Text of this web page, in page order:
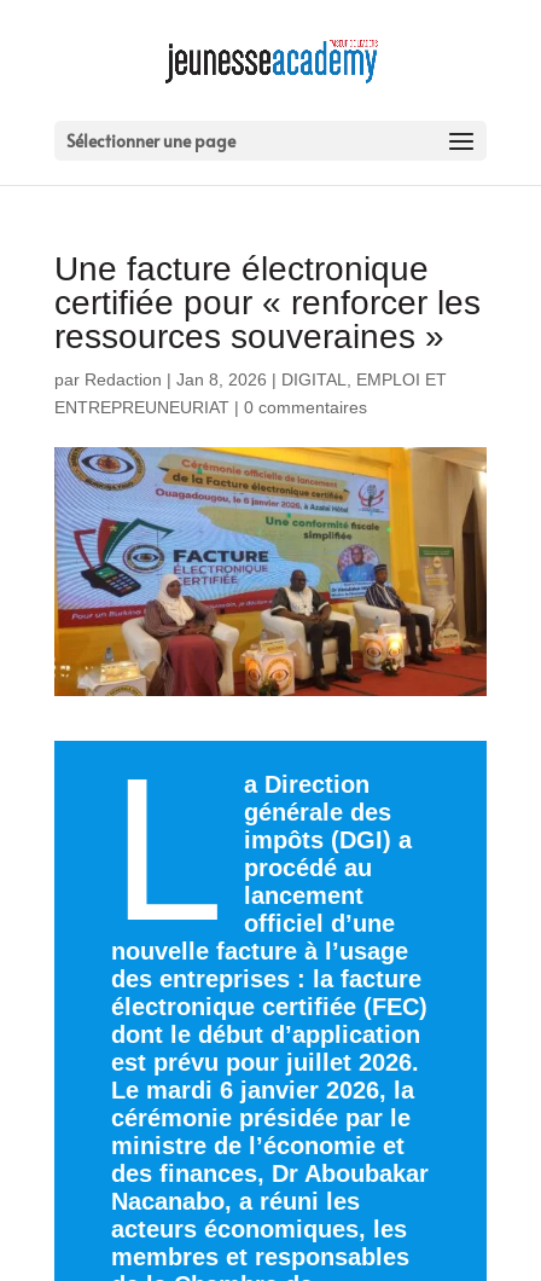
Sélectionner une page
Une facture électronique
certifiée pour « renforcer les
ressources souveraines »
par Redaction | Jan 8, 2026 | DIGITAL
EMPLOI ET
ENTREPREUNEURIAT| 0 commentaires
L
a Direction
générale des
impôts (DGI) a
procédé au
lancement
officiel d’une
nouvelle facture à l’usage
des entreprises : la facture
électronique certifiée (FEC)
dont le début d’application
est prévu pour juillet 2026.
Le mardi 6 janvier 2026, la
cérémonie présidée par le
ministre de l’économie et
des finances, Dr Aboubakar
Nacanabo, a réuni les
acteurs économiques, les
membres et responsables